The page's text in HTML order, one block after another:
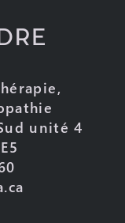
unité 4